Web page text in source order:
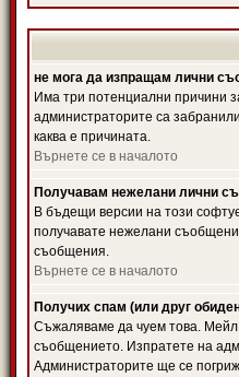
не мога да изпращам лични
Има три потенциални причини
администраторите са
каква е причината.
Върнете се в началото
Получавам нежелани лични
В бъдещи версии на този
получавате нежелани
съобщения.
Върнете се в началото
Получих спам (или друг
Съжаляваме да чуем това. Мейл
съобщението. Изпратете на
Администраторите ще се